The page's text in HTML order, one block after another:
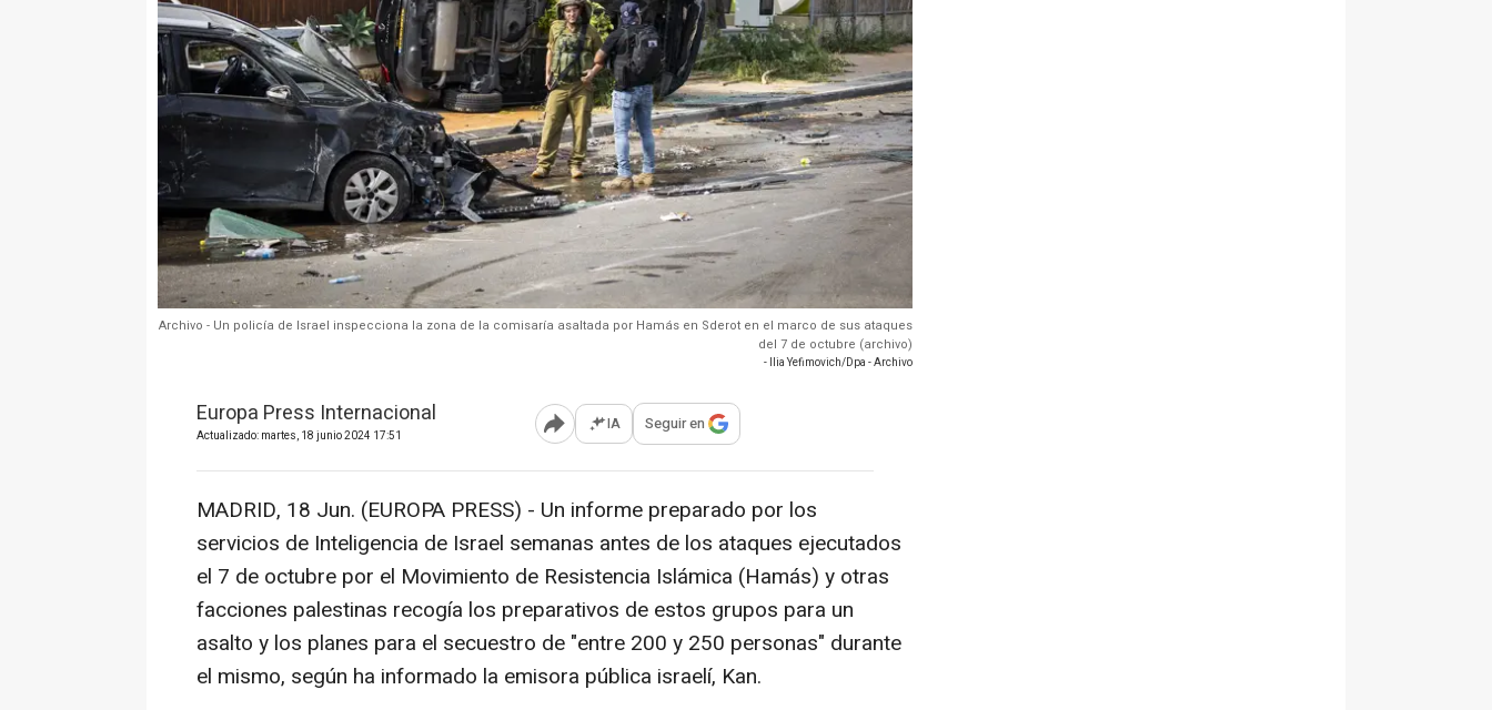
Archivo - Un policía de Israel inspecciona la zona de la comisaría asaltada por Hamás en Sderot en el marco de sus ataques
del 7 de octubre (archivo)
- Ilia Yefimovich/Dpa - Archivo
Europa Press Internacional
Actualizado: martes, 18 junio 2024 17:51 Abrir opciones para compartir
IA Seguir en
MADRID, 18 Jun. (EUROPA PRESS) - Un informe preparado por los
servicios de Inteligencia de Israel semanas antes de los ataques ejecutados
el 7 de octubre por el Movimiento de Resistencia Islámica (Hamás) y otras
facciones palestinas recogía los preparativos de estos grupos para un
asalto y los planes para el secuestro de "entre 200 y 250 personas" durante
el mismo, según ha informado la emisora pública israelí, Kan.